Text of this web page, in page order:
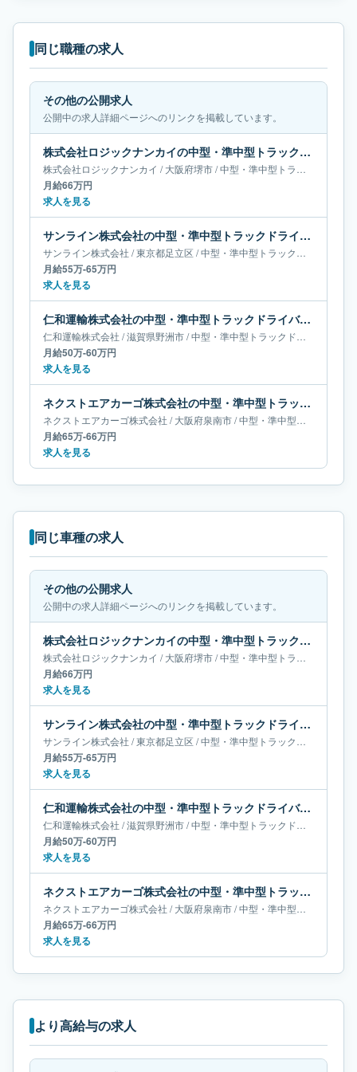
同じ職種の求人
その他の公開求人
公開中の求人詳細ページへのリンクを掲載しています。
株式会社ロジックナンカイの中型・準中型トラックドライバー求人｜大阪府堺市｜月給66万円
株式会社ロジックナンカイ /大阪府堺市/中型・準中型トラックドライバー
月給66万円
求人を見る
サンライン株式会社の中型・準中型トラックドライバー求人｜東京都足立区｜月給55万-65万円
サンライン株式会社 /東京都足立区 /中型・準中型トラックドライバー
月給55万-65万円
求人を見る
仁和運輸株式会社の中型・準中型トラックドライバー求人｜滋賀県野洲市｜月給50万-60万円
仁和運輸株式会社 /滋賀県野洲市/中型・準中型トラックドライバー
月給50万-60万円
求人を見る
ネクストエアカーゴ株式会社の中型・準中型トラックドライバー求人｜大阪府泉南市｜月給65万-66万円
ネクストエアカーゴ株式会社 /大阪府泉南市/中型・準中型トラックドライバー
月給65万-66万円
求人を見る
同じ車種の求人
その他の公開求人
公開中の求人詳細ページへのリンクを掲載しています。
株式会社ロジックナンカイの中型・準中型トラックドライバー求人｜大阪府堺市｜月給66万円
株式会社ロジックナンカイ /大阪府堺市/中型・準中型トラックドライバー
月給66万円
求人を見る
サンライン株式会社の中型・準中型トラックドライバー求人｜東京都足立区｜月給55万-65万円
サンライン株式会社 /東京都足立区 /中型・準中型トラックドライバー
月給55万-65万円
求人を見る
仁和運輸株式会社の中型・準中型トラックドライバー求人｜滋賀県野洲市｜月給50万-60万円
仁和運輸株式会社 /滋賀県野洲市/中型・準中型トラックドライバー
月給50万-60万円
求人を見る
ネクストエアカーゴ株式会社の中型・準中型トラックドライバー求人｜大阪府泉南市｜月給65万-66万円
ネクストエアカーゴ株式会社 /大阪府泉南市/中型・準中型トラックドライバー
月給65万-66万円
求人を見る
より高給与の求人